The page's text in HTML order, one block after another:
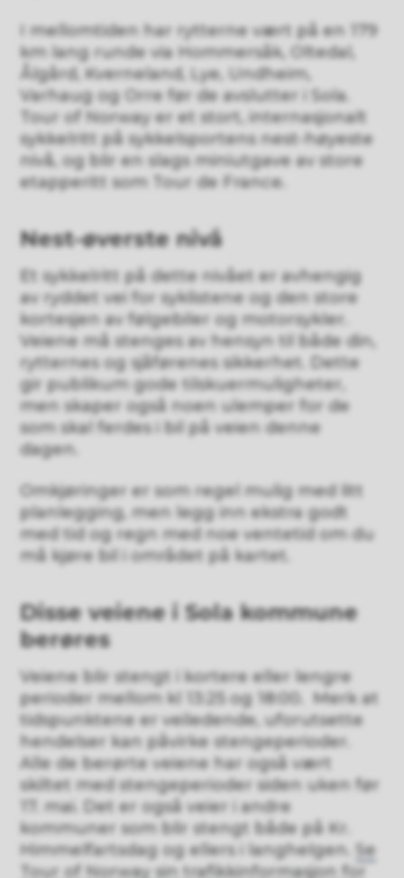
I mellomtiden har rytterne vært på en 179
km lang runde via Hommersåk, Oltedal,
Ålgård, Kverneland, Lye, Undheim,
Varhaug og Orre før de avslutter i Sola.
Tour of Norway er et stort, internasjonalt
sykkelritt på sykkelsportens nest-høyeste
nivå, og blir en slags miniutgave av store
etapperitt som Tour de France.
Nest-øverste nivå
Et sykkelritt på dette nivået er avhengig
av ryddet vei for syklistene og den store
kortesjen av følgebiler og motorsykler.
Veiene må stenges av hensyn til både din,
rytternes og sjåførenes sikkerhet. Dette
gir publikum gode tilskuermuligheter,
men skaper også noen ulemper for de
som skal ferdes i bil på veien denne
dagen.
Omkjøringer er som regel mulig med litt
planlegging, men legg inn ekstra godt
med tid og regn med noe ventetid om du
må kjøre bil i området på kartet.
Disse veiene i Sola kommune
berøres
Veiene blir stengt i kortere eller lengre
perioder mellom kl 13:25 og 18:00. Merk at
tidspunktene er veiledende, uforutsette
hendelser kan påvirke stengeperioder.
Alle de berørte veiene har også vært
skiltet med stengeperioder siden uken før
17. mai. Det er også veier i andre
kommuner som blir stengt både på Kr.
Himmelfartsdag og ellers i langhelgen.
Se
Tour of Norway sin trafikkinformasjon for